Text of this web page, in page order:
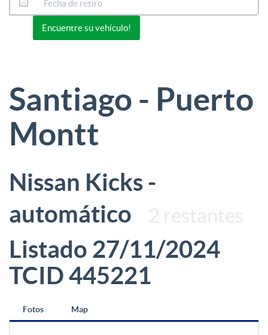
Encuentre su vehículo!
Santiago - Puerto
Montt
Nissan Kicks -
automático
2 restantes
Listado 27/11/2024
TCID 445221
Fotos Map